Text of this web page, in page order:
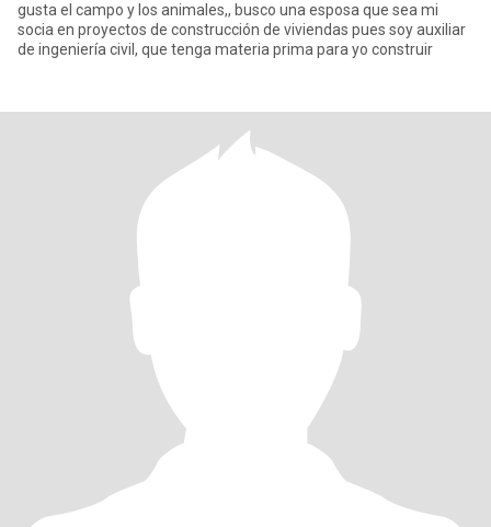
gusta el campo y los animales,, busco una esposa que sea mi
socia en proyectos de construcción de viviendas pues soy auxiliar
de ingeniería civil, que tenga materia prima para yo construir